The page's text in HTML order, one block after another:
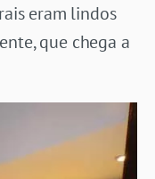
eram lindos
que chega a